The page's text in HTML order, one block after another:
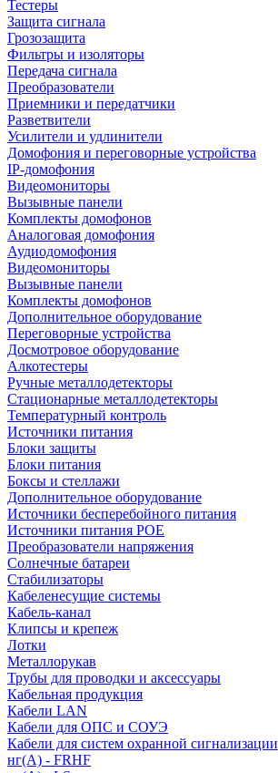
Тестеры
Защита сигнала
Грозозащита
Фильтры и изоляторы
Передача сигнала
Преобразователи
Приемники и передатчики
Разветвители
Усилители и удлинители
Домофония и переговорные устройства
IP-домофония
Видеомониторы
Вызывные панели
Комплекты домофонов
Аналоговая домофония
Аудиодомофония
Видеомониторы
Вызывные панели
Комплекты домофонов
Дополнительное оборудование
Переговорные устройства
Досмотровое оборудование
Алкотестеры
Ручные металлодетекторы
Стационарные металлодетекторы
Температурный контроль
Источники питания
Блоки защиты
Блоки питания
Боксы и стеллажи
Дополнительное оборудование
Источники бесперебойного питания
Источники питания POE
Преобразователи напряжения
Солнечные батареи
Стабилизаторы
Кабеленесущие системы
Кабель-канал
Клипсы и крепеж
Лотки
Металлорукав
Трубы для проводки и аксессуары
Кабельная продукция
Кабели LAN
Кабели для ОПС и СОУЭ
Кабели для систем охранной сигнализации
нг(A) - FRHF